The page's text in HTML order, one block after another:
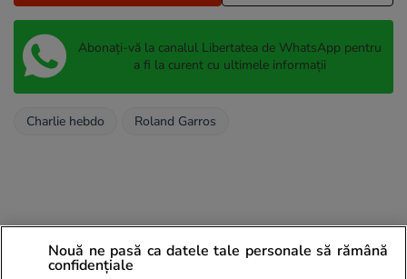
Abonați-vă la canalul Libertatea de WhatsApp pentru
a fi la curent cu ultimele informații
Charlie hebdo Roland Garros
Nouă ne pasă ca datele tale personale să rămână
confidențiale